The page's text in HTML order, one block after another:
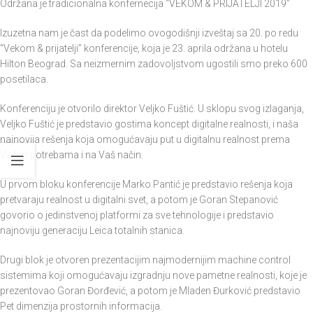
Održana je tradicionalna konfernecija “VEKOM & PRIJATELJI 2019”
Izuzetna nam je čast da podelimo ovogodišnji izveštaj sa 20. po redu
“Vekom & prijatelji” konferencije, koja je 23. aprila održana u hotelu
Hilton Beograd. Sa neizmernim zadovoljstvom ugostili smo preko 600
posetilaca.
Konferenciju je otvorilo direktor Veljko Fuštić. U sklopu svog izlaganja,
Veljko Fuštić je predstavio gostima koncept digitalne realnosti, i naša
najnovija rešenja koja omogućavaju put u digitalnu realnost prema
Vašim potrebama i na Vaš način.
U prvom bloku konferencije Marko Pantić je predstavio rešenja koja
pretvaraju realnost u digitalni svet, a potom je Goran Stepanović
govorio o jedinstvenoj platformi za sve tehnologije i predstavio
najnoviju generaciju Leica totalnih stanica.
Drugi blok je otvoren prezentacijim najmodernijim machine control
sistemima koji omogućavaju izgradnju nove pametne realnosti, koje je
prezentovao Goran Đorđević, a potom je Mladen Đurković predstavio
Pet dimenzija prostornih informacija.